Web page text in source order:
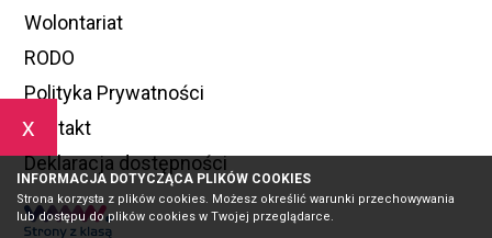
x
INFORMACJA DOTYCZĄCA PLIKÓW COOKIES
Strona korzysta z plików cookies. Możesz określić warunki przechowywania
lub dostępu do plików cookies w Twojej przeglądarce.
Wolontariat
RODO
Polityka Prywatności
Kontakt
Deklaracja dostępności